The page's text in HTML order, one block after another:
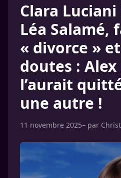
Clara
Léa Salamé,
« divorce »
doutes :
l’aurait
une autre !
11 novembre 2025– par